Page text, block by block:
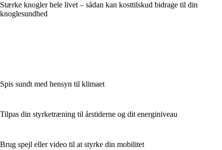
Stærke knogler hele livet – sådan kan kosttilskud bidrage til din
knoglesundhed
Spis sundt med hensyn til klimaet
Tilpas din styrketræning til årstiderne og dit energiniveau
Brug spejl eller video til at styrke din mobilitet